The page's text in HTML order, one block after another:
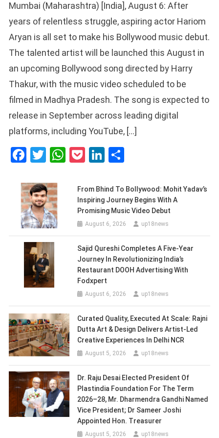
Mumbai (Maharashtra) [India], August 6: After
years of relentless struggle, aspiring actor Hariom
Aryan is all set to make his Bollywood music debut.
The talented artist will be launched this August in
an upcoming Bollywood song directed by Harry
Thakur, with the music video scheduled to be
filmed in Madhya Pradesh. The song is expected to
release in September across leading digital
platforms, including YouTube, […]
Facebook
Twitter
WhatsApp
PocketLinkedIn
From Bhind To Bollywood: Mohit Yadav’s
Inspiring Journey Begins With A
Promising Music Video Debut
August 6, 2026 up18news
Sajid Qureshi Completes A Five-Year
Journey In Revolutionizing India’s
Restaurant DOOH Advertising With
Fodxpert
August 6, 2026 up18news
Curated Quality, Executed At Scale: Rajni
Dutta Art & Design Delivers Artist-Led
Creative Experiences In Delhi NCR
August 5, 2026 up18news
Dr. Raju Desai Elected President Of
Plastindia Foundation For The Term
2026–28, Mr. Dharmendra Gandhi Named
Vice President; Dr Sameer Joshi
Appointed Hon. Treasurer
August 5, 2026 up18news